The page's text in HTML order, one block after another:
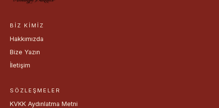
BIZ KIMIZ
Hakkımızda
Bize Yazın
İletişim
SÖZLEŞMELER
KVKK Aydınlatma Metni